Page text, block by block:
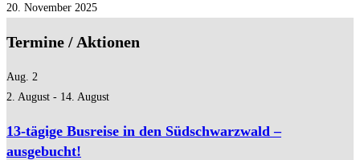
20. November 2025
Termine / Aktionen
Aug. 2
2. August - 14. August
13-tägige Busreise in den Südschwarzwald –
ausgebucht!